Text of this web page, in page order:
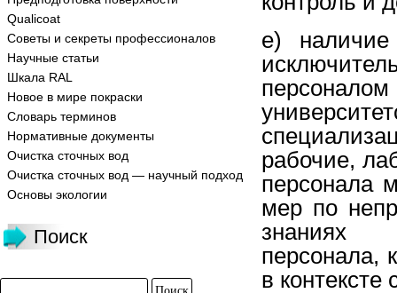
Qualicoat
Советы и секреты профессионалов
Научные статьи
Шкала RAL
Новое в мире покраски
Словарь терминов
Нормативные документы
Очистка сточных вод
Очистка сточных вод — научный подход
Основы экологии
Поиск
e) наличие
рабочие,
персонала
мер по
знаниях
персонала,
в контексте